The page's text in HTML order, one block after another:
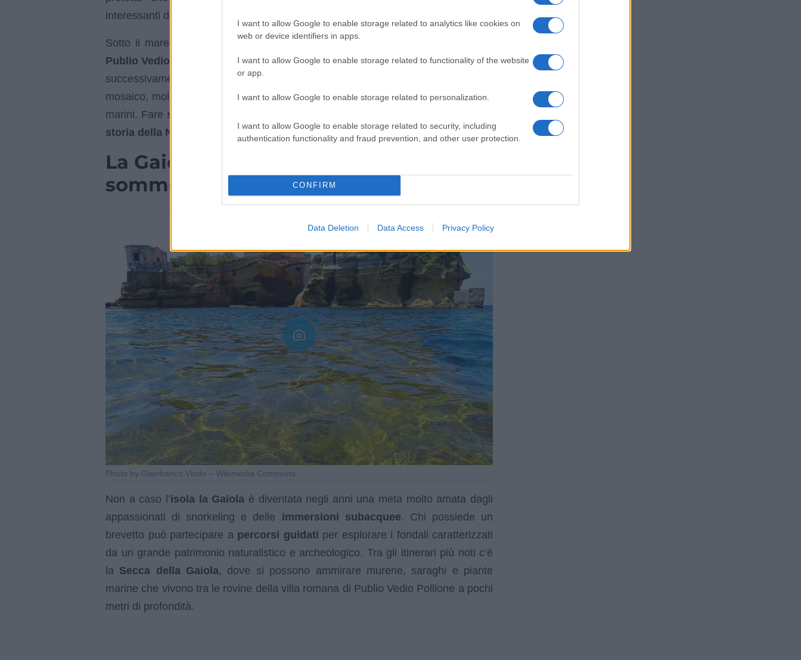
I want to allow Google to enable storage related to analytics like cookies on
web or device identifiers in apps.
I want to allow Google to enable storage related to functionality of the website
or app.
I want to allow Google to enable storage related to personalization.
I want to allow Google to enable storage related to security, including
authentication functionality and fraud prevention, and other user protection.
CONFIRM
Data Deletion Data Access Privacy Policy
è prima di tutto ilpaesaggio naturale. Due piccoli
isolotti collegati da un ponte in pietra emergono davanti alla costa di Posillipo,
con il profilo del Vesuvio sullo sfondo e acque che cambiano colore dal turchese
al verde intenso. Qui si trova ilParco Sommerso della Gaiola
Sotto il mare si trovano infatti i resti di un’antica villa romana appartenuta a
Publio Vedio Pollione, ricco aristocratico della cerchia dell’imperatore Augusto e
successivamente legato alla corte di Tiberio. Resti di colonne, pavimentazioni a
mosaico, moli e basamenti sono oggi sommersi e ricoperti da alghe e organismi
marini. Faresnorkelingin queste acque significa letteralmente immergersi nella
storia della Napoli romana.
La Gaiola: il parco archeologico
sommerso